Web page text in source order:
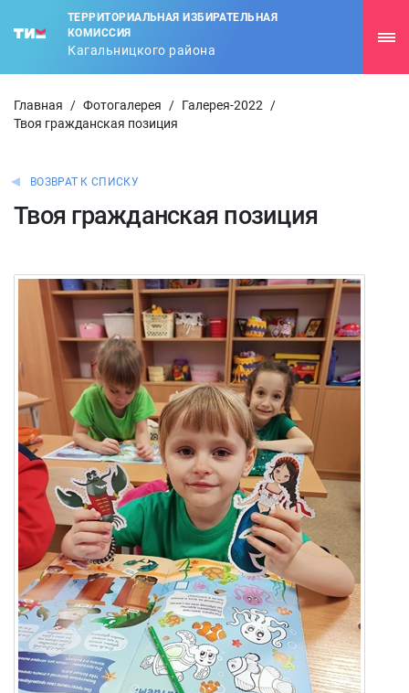
ТЕРРИТОРИАЛЬНАЯ ИЗБИРАТЕЛЬНАЯ
КОМИССИЯ
Кагальницкого района
Главная / Фотогалерея / Галерея-2022
/
Твоя гражданская позиция
ВОЗВРАТ К СПИСКУ
Твоя гражданская позиция